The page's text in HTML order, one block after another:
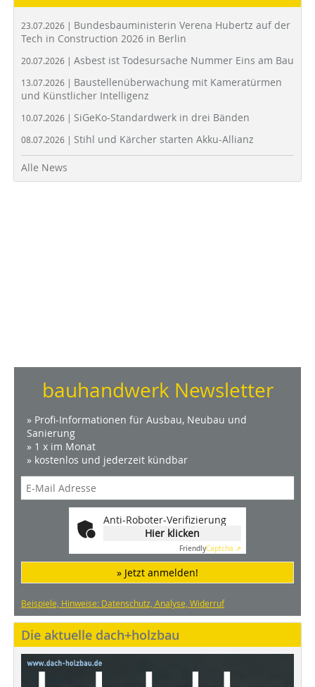
23.07.2026 | Bundesbauministerin Verena Hubertz auf der
Tech in Construction 2026 in Berlin
20.07.2026 | Asbest ist Todesursache Nummer Eins am Bau
13.07.2026 | Baustellenüberwachung mit Kameratürmen
und Künstlicher Intelligenz
10.07.2026 | SiGeKo-Standardwerk in drei Bänden
08.07.2026 | Stihl und Kärcher starten Akku-Allianz
Alle News
bauhandwerk Newsletter
» Profi-Informationen für Ausbau, Neubau und
Sanierung
» 1 x im Monat
» kostenlos und jederzeit kündbar
Anti-Roboter-Verifizierung
Hier klicken
FriendlyCaptcha ⇗
» Jetzt anmelden!
Beispiele, Hinweise: Datenschutz, Analyse, Widerruf
Die aktuelle dach+holzbau